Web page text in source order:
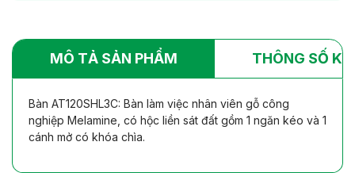
MÔ TẢ SẢN PHẨM THÔNG SỐ
Bàn AT120SHL3C: Bàn làm việc nhân viên gỗ công
nghiệp Melamine, có hộc liền sát đất gồm 1 ngăn kéo và 1
cánh mở có khóa chìa.